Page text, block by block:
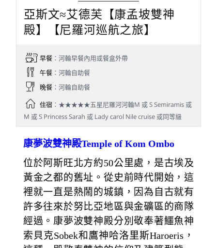
亞斯文≈艾德芙【康孟坡雙神
殿】【尼羅河巡航之旅】
早餐：河輪早餐內用或餐盒外帶
午餐：河輪自助餐
晚餐：河輪自助餐
住宿：★★★★★五星尼羅河河輪M 或 S Semiramis 或
M 或 S Princess Sarah 或 Lady carol Nile cruise 或同等級
康夢波雙神殿Temple of Kom Ombo
位於阿斯旺北方約50公里處，是古埃及
黃金之都的舊址。從史前時代開始，這
裡就一直是熱鬧的城鎮，因為自古就有
許多往來於努比亞地區與金礦區的商隊
經過。康夢波雙神殿分別敬奉著鱷魚神
索貝克Sobek和鷹神哈洛里斯Haroeris，